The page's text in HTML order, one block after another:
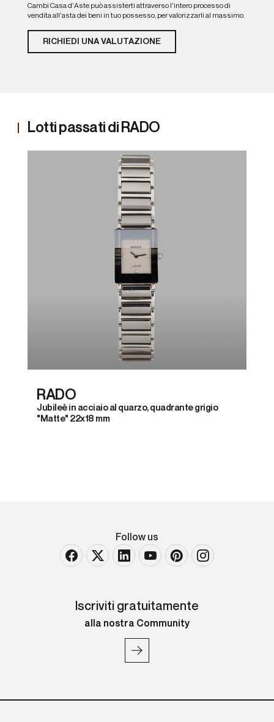
Cambi Casa d'Aste può assisterti attraverso l'intero processo di
vendita all'asta dei beni in tuo possesso, per valorizzarli al massimo.
RICHIEDI UNA VALUTAZIONE
Lotti passati di RADO
RADO
Jubileè in acciaio al quarzo, quadrante grigio
"Matte" 22x18 mm
Follow us
Iscriviti gratuitamente
alla nostra Community